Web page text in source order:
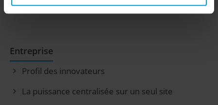
Entreprise
Profil des innovateurs
La puissance centralisée sur un seul site